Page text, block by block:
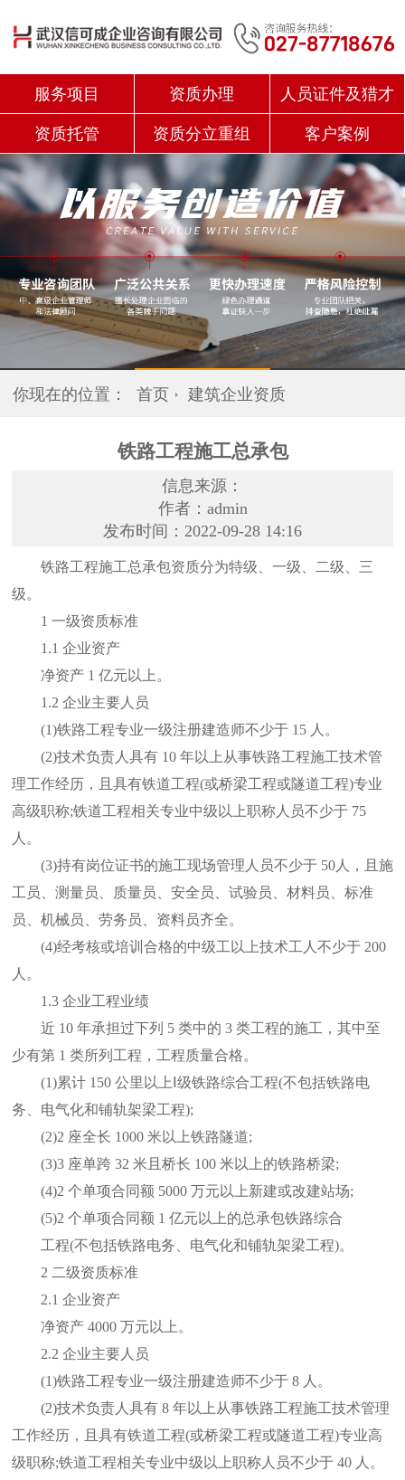
服务项目 资质办理 人员证件及猎才
资质托管 资质分立重组 客户案例
你现在的位置： 首页 建筑企业资质
铁路工程施工总承包
信息来源：
作者：admin
发布时间：2022-09-28 14:16
铁路工程施工总承包资质分为特级、一级、二级、三
级。
1 一级资质标准
1.1 企业资产
净资产 1 亿元以上。
1.2 企业主要人员
(1)铁路工程专业一级注册建造师不少于 15 人。
(2)技术负责人具有 10 年以上从事铁路工程施工技术管
理工作经历，且具有铁道工程(或桥梁工程或隧道工程)专业
高级职称;铁道工程相关专业中级以上职称人员不少于 75
人。
(3)持有岗位证书的施工现场管理人员不少于 50人，且施
工员、测量员、质量员、安全员、试验员、材料员、标准
员、机械员、劳务员、资料员齐全。
(4)经考核或培训合格的中级工以上技术工人不少于 200
人。
1.3 企业工程业绩
近 10 年承担过下列 5 类中的 3 类工程的施工，其中至
少有第 1 类所列工程，工程质量合格。
(1)累计 150 公里以上Ⅰ级铁路综合工程(不包括铁路电
务、电气化和铺轨架梁工程);
(2)2 座全长 1000 米以上铁路隧道;
(3)3 座单跨 32 米且桥长 100 米以上的铁路桥梁;
(4)2 个单项合同额 5000 万元以上新建或改建站场;
(5)2 个单项合同额 1 亿元以上的总承包铁路综合
工程(不包括铁路电务、电气化和铺轨架梁工程)。
2 二级资质标准
2.1 企业资产
净资产 4000 万元以上。
2.2 企业主要人员
(1)铁路工程专业一级注册建造师不少于 8 人。
(2)技术负责人具有 8 年以上从事铁路工程施工技术管理
工作经历，且具有铁道工程(或桥梁工程或隧道工程)专业高
级职称;铁道工程相关专业中级以上职称人员不少于 40 人。